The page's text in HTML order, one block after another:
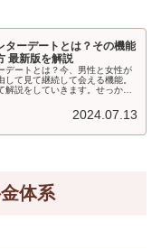
ターデートとは？その機能
最新版を解説
デートとは？今、男性と女性が
て見て継続して会える機能。
説をしていきます。せっかく
う。そもそもレターデートとは
きますので参考にしてみてくだ
2024.07.13
体系